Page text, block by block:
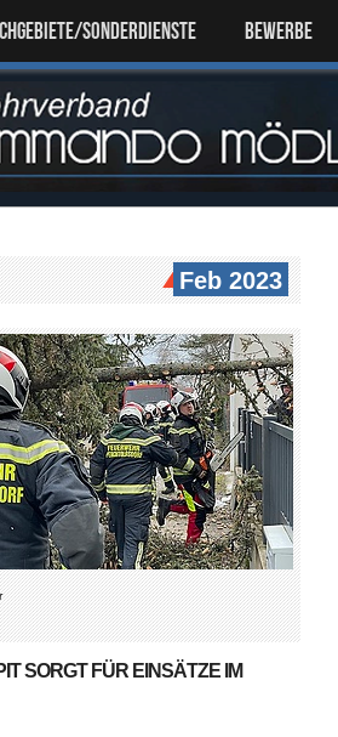
SONDERDIENSTE Bewerbe
Feb 2023
SORGT FÜR EINSÄTZE IM